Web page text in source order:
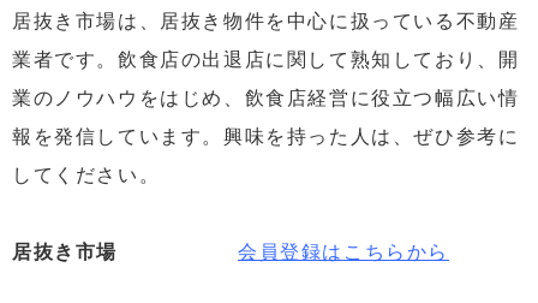
居抜き市場は、居抜き物件を中心に扱っている不動産
業者です。飲食店の出退店に関して熟知しており、開
業のノウハウをはじめ、飲食店経営に役立つ幅広い情
報を発信しています。興味を持った人は、ぜひ参考に
してください。
居抜き市場 会員登録はこちらから